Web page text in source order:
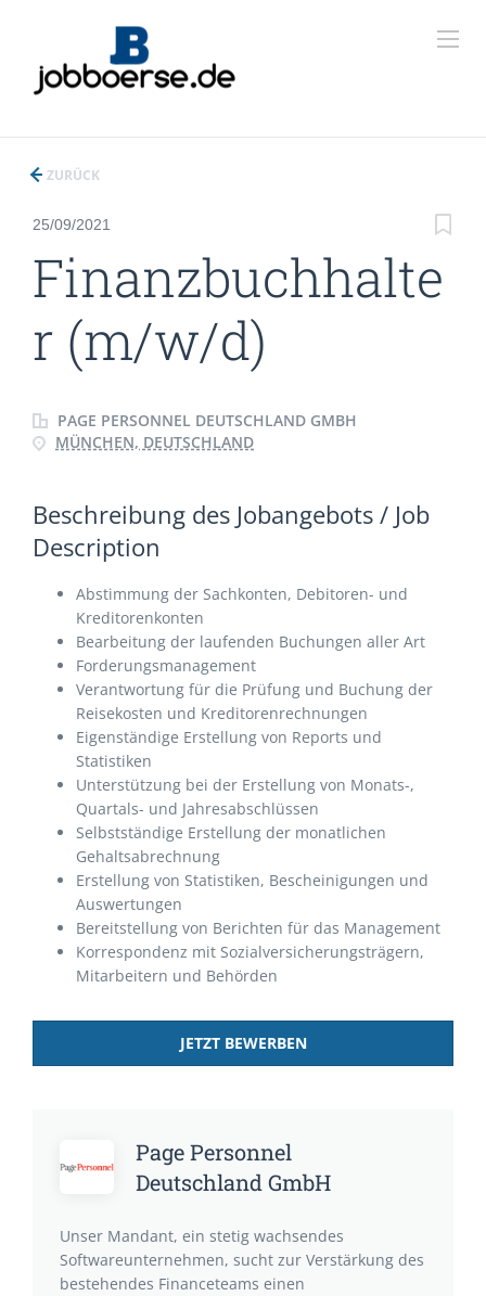
ZURÜCK
25/09/2021
Finanzbuchhalte
r (m/w/d)
PAGE PERSONNEL DEUTSCHLAND GMBH
MÜNCHEN, DEUTSCHLAND
Beschreibung des Jobangebots / Job
Description
Abstimmung der Sachkonten, Debitoren- und
Kreditorenkonten
Bearbeitung der laufenden Buchungen aller Art
Forderungsmanagement
Verantwortung für die Prüfung und Buchung der
Reisekosten und Kreditorenrechnungen
Eigenständige Erstellung von Reports und
Statistiken
Unterstützung bei der Erstellung von Monats-,
Quartals- und Jahresabschlüssen
Selbstständige Erstellung der monatlichen
Gehaltsabrechnung
Erstellung von Statistiken, Bescheinigungen und
Auswertungen
Bereitstellung von Berichten für das Management
Korrespondenz mit Sozialversicherungsträgern,
Mitarbeitern und Behörden
JETZT BEWERBEN
Page Personnel
Deutschland GmbH
Unser Mandant, ein stetig wachsendes
Softwareunternehmen, sucht zur Verstärkung des
bestehendes Financeteams einen